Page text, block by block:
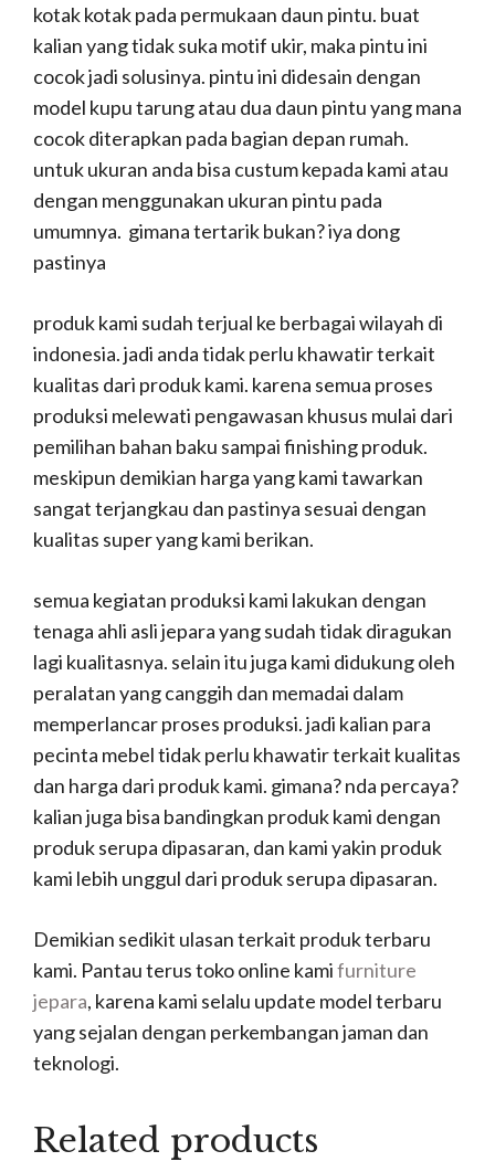
kotak kotak pada permukaan daun pintu. buat
kalian yang tidak suka motif ukir, maka pintu ini
cocok jadi solusinya. pintu ini didesain dengan
model kupu tarung atau dua daun pintu yang mana
cocok diterapkan pada bagian depan rumah.
untuk ukuran anda bisa custum kepada kami atau
dengan menggunakan ukuran pintu pada
umumnya. gimana tertarik bukan? iya dong
pastinya
produk kami sudah terjual ke berbagai wilayah di
indonesia. jadi anda tidak perlu khawatir terkait
kualitas dari produk kami. karena semua proses
produksi melewati pengawasan khusus mulai dari
pemilihan bahan baku sampai finishing produk.
meskipun demikian harga yang kami tawarkan
sangat terjangkau dan pastinya sesuai dengan
kualitas super yang kami berikan.
semua kegiatan produksi kami lakukan dengan
tenaga ahli asli jepara yang sudah tidak diragukan
lagi kualitasnya. selain itu juga kami didukung oleh
peralatan yang canggih dan memadai dalam
memperlancar proses produksi. jadi kalian para
pecinta mebel tidak perlu khawatir terkait kualitas
dan harga dari produk kami. gimana? nda percaya?
kalian juga bisa bandingkan produk kami dengan
produk serupa dipasaran, dan kami yakin produk
kami lebih unggul dari produk serupa dipasaran.
Demikian sedikit ulasan terkait produk terbaru
kami. Pantau terus toko online kamifurniture
jepara, karena kami selalu update model terbaru
yang sejalan dengan perkembangan jaman dan
teknologi.
Related products